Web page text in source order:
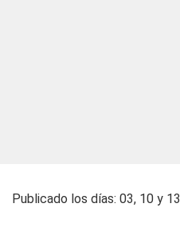
Publicado los días: 03, 10 y